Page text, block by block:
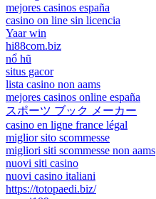
mejores casinos españa
casino on line sin licencia
Yaar win
hi88com.biz
nổ hũ
situs gacor
lista casino non aams
mejores casinos online españa
スポーツ ブック メーカー
casino en ligne france légal
miglior sito scommesse
migliori siti scommesse non aams
nuovi siti casino
nuovi casino italiani
https://totopaedi.biz/